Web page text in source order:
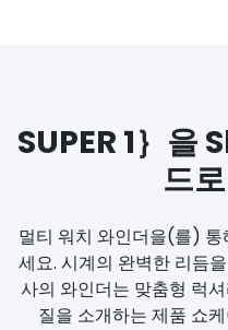
SUPER 1｝
드
멀티 워치 와인더을(를)
세요. 시계의 완벽한 리듬
사의 와인더는 맞춤형 럭
질을 소개하는 제품 쇼